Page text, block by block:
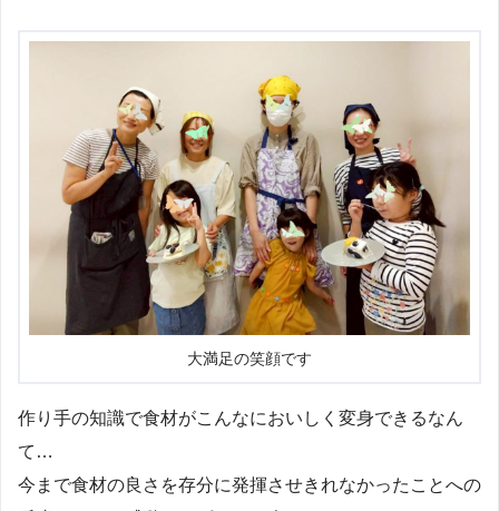
大満足の笑顔です
作り手の知識で食材がこんなにおいしく変身できるなん
て…
今まで食材の良さを存分に発揮させきれなかったことへの